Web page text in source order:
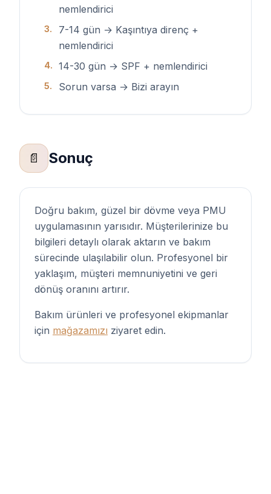
nemlendirici
3.
7-14 gün → Kaşıntıya direnç +
nemlendirici
4. 14-30 gün → SPF + nemlendirici
5. Sorun varsa → Bizi arayın
📄 Sonuç
Doğru bakım, güzel bir dövme veya PMU
uygulamasının yarısıdır. Müşterilerinize bu
bilgileri detaylı olarak aktarın ve bakım
sürecinde ulaşılabilir olun. Profesyonel bir
yaklaşım, müşteri memnuniyetini ve geri
dönüş oranını artırır.
Bakım ürünleri ve profesyonel ekipmanlar
için mağazamızı ziyaret edin.